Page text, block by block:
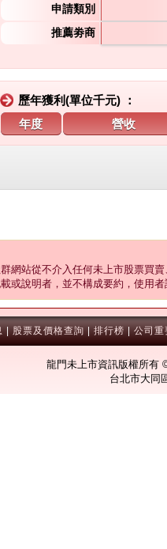
申請類別
推薦劵商
歷年獲利(單位千元) ：
年度
營收
網站從不介入任何未上市股票買
或說明者，並不構成要約，使用
|股票及價格查詢|排行榜|公司重
龍門未上市資訊版權所有
台北市大同